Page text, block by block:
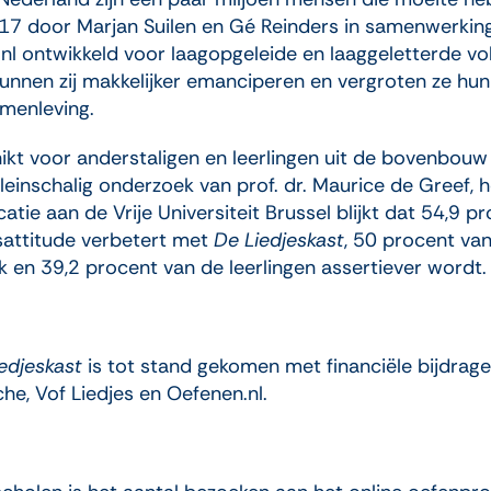
door Marjan Suilen en Gé Reinders in
ontwikkeld voor laagopgeleide en laaggeletterde
zij makkelijker emanciperen en vergroten ze
voor anderstaligen en leerlingen uit de
onderzoek van prof. dr. Maurice de Greef,
aan de Vrije Universiteit Brussel blijkt dat 54,9
verbetert met De Liedjeskast, 50 procent
en 39,2 procent van de leerlingen assertiever wordt.
is tot stand gekomen met financiële
Vof Liedjes en Oefenen.nl.